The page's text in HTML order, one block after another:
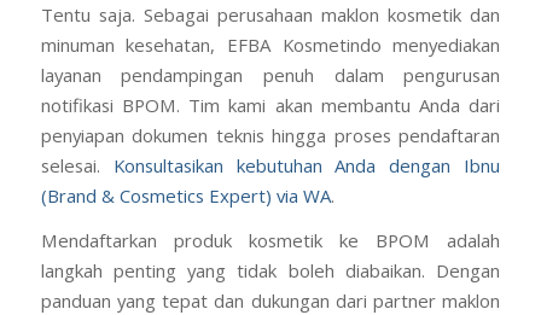
Tentu saja. Sebagai perusahaan maklon kosmetik dan
minuman kesehatan, EFBA Kosmetindo menyediakan
layanan pendampingan penuh dalam pengurusan
notifikasi BPOM. Tim kami akan membantu Anda dari
penyiapan dokumen teknis hingga proses pendaftaran
selesai. Konsultasikan kebutuhan Anda dengan Ibnu
(Brand & Cosmetics Expert) via WA.
Mendaftarkan produk kosmetik ke BPOM adalah
langkah penting yang tidak boleh diabaikan. Dengan
panduan yang tepat dan dukungan dari partner maklon